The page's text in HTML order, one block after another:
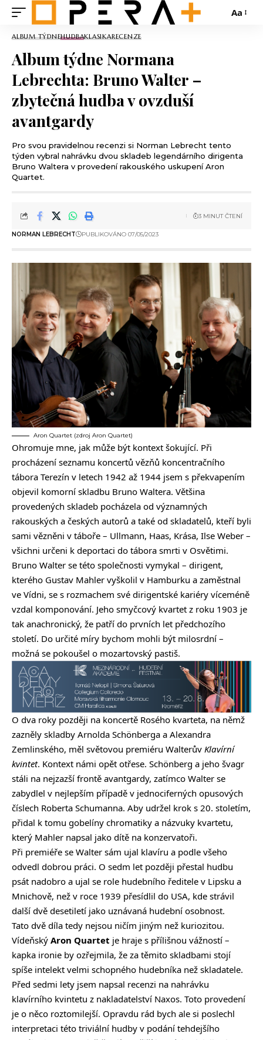
Aa
ALBUM TÝDNEHUDBAKLASIKARECENZE
Album týdne Normana
Lebrechta: Bruno Walter –
zbytečná hudba v ovzduší
avantgardy
Pro svou pravidelnou recenzi si Norman Lebrecht tento
týden vybral nahrávku dvou skladeb legendárního dirigenta
Bruno Waltera v provedení rakouského uskupení Aron
Quartet.
NORMAN LEBRECHT PUBLIKOVÁNO 07/05/2023
3 MINUT ČTENÍ
Aron Quartet (zdroj Aron Quartet)
Ohromuje mne, jak může být kontext šokující. Při
procházení seznamu koncertů vězňů koncentračního
tábora Terezín v letech 1942 až 1944 jsem s překvapením
objevil komorní skladbu Bruno Waltera. Většina
provedených skladeb pocházela od významných
rakouských a českých autorů a také od skladatelů, kteří byli
sami vězněni v táboře – Ullmann, Haas, Krása, Ilse Weber –
všichni určeni k deportaci do tábora smrti v Osvětimi.
Bruno Walter se této společnosti vymykal – dirigent,
kterého Gustav Mahler vyškolil v Hamburku a zaměstnal
ve Vídni, se s rozmachem své dirigentské kariéry víceméně
vzdal komponování. Jeho smyčcový kvartet z roku 1903 je
tak anachronický, že patří do prvních let předchozího
století. Do určité míry bychom mohli být milosrdní –
možná se pokoušel o mozartovský pastiš.
O dva roky později na koncertě Rosého kvarteta, na němž
zazněly skladby Arnolda Schönberga a Alexandra
Zemlinského, měl světovou premiéru Walterův Klavírní
kvintet. Kontext námi opět otřese. Schönberg a jeho švagr
stáli na nejzazší frontě avantgardy, zatímco Walter se
zabydlel v nejlepším případě v jednociferných opusových
číslech Roberta Schumanna. Aby udržel krok s 20. stoletím,
přidal k tomu gobelíny chromatiky a názvuky kvartetu,
který Mahler napsal jako dítě na konzervatoři.
Při premiéře se Walter sám ujal klavíru a podle všeho
odvedl dobrou práci. O sedm let později přestal hudbu
psát nadobro a ujal se role hudebního ředitele v Lipsku a
Mnichově, než v roce 1939 přesídlil do USA, kde strávil
další dvě desetiletí jako uznávaná hudební osobnost.
Tato dvě díla tedy nejsou ničím jiným než kuriozitou.
Vídeňský Aron Quartet je hraje s přílišnou vážností –
kapka ironie by ozřejmila, že za těmito skladbami stojí
spíše intelekt velmi schopného hudebníka než skladatele.
Před sedmi lety jsem napsal recenzi na nahrávku
klavírního kvintetu z nakladatelství Naxos. Toto provedení
je o něco roztomilejší. Opravdu rád bych ale si poslechl
interpretaci této triviální hudby v podání tehdejšího